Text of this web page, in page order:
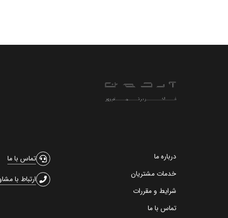
درباره ما
خدمات مشتریان
شرایط و مقررات
تماس با ما
تماس با ما
ارتباط با